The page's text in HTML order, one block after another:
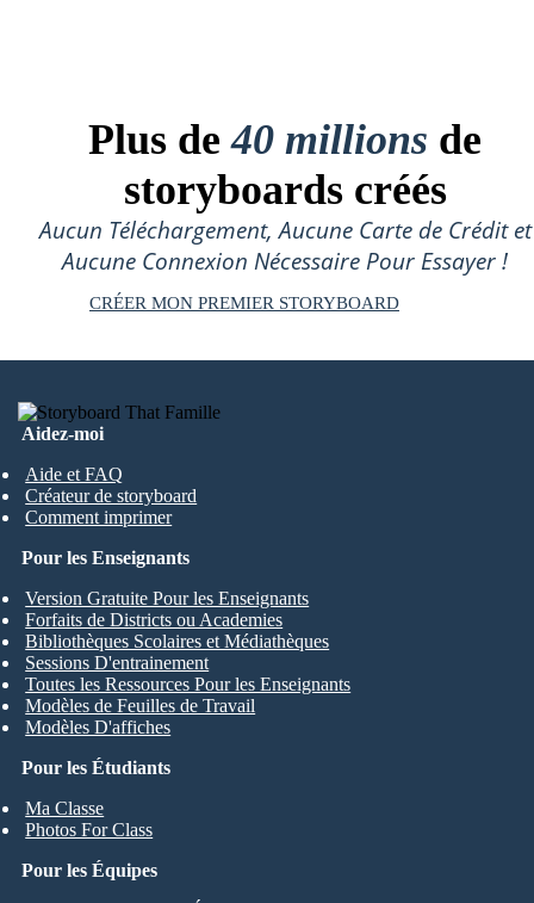
Plus de40 millions de
storyboards créés
Aucun Téléchargement, Aucune Carte de Crédit et
Aucune Connexion Nécessaire Pour Essayer !
CRÉER MON PREMIER STORYBOARD
Aidez-moi
Aide et FAQ
Créateur de storyboard
Comment imprimer
Pour les Étudiants
Ma Classe
Photos For Class
Pour les Enseignants
Version Gratuite Pour les Enseignants
Forfaits de Districts ou Academies
Bibliothèques Scolaires et Médiathèques
Sessions D'entrainement
Toutes les Ressources Pour les Enseignants
Modèles de Feuilles de Travail
Modèles D'affiches
Pour les Équipes